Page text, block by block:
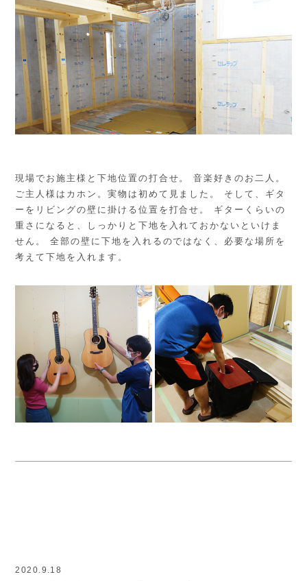
現場でお施主様と下地位置の打合せ。 音楽好きのお二人。
ご主人様はカホン。実物は初めて見ました。 そして、ギタ
ーをリビングの壁に掛ける位置を打合せ。 ギターくらいの
重さになると、しっかりと下地を入れておかないといけま
せん。 全部の壁に下地を入れるのではなく、必要な場所を
考えて下地を入れます。
2020.9.18